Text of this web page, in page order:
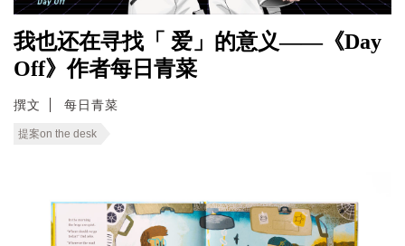
我也还在寻找「 爱」的意义——《Day
Off》作者每日青菜
撰文 每日青菜
提案on the desk